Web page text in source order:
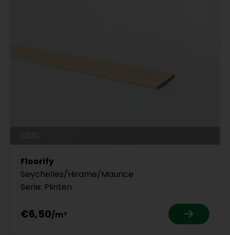
Floorify
Seychelles/Hirame/Maurice
Serie: Plinten
€6,50